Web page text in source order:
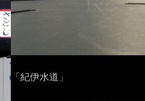
「紀伊水道」